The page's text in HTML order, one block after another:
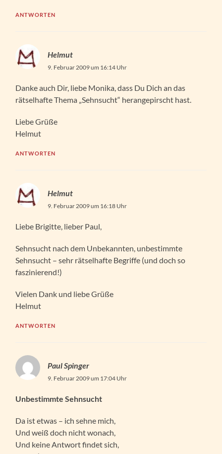
ANTWORTEN
Helmut
9. Februar 2009 um 16:14 Uhr
Danke auch Dir, liebe Monika, dass Du Dich an das
rätselhafte Thema „Sehnsucht“ herangepirscht hast.
Liebe Grüße
Helmut
ANTWORTEN
Helmut
9. Februar 2009 um 16:18 Uhr
Liebe Brigitte, lieber Paul,
Sehnsucht nach dem Unbekannten, unbestimmte
Sehnsucht – sehr rätselhafte Begriffe (und doch so
faszinierend!)
Vielen Dank und liebe Grüße
Helmut
ANTWORTEN
Paul Spinger
9. Februar 2009 um 17:04 Uhr
Unbestimmte Sehnsucht
Da ist etwas – ich sehne mich,
Und weiß doch nicht wonach,
Und keine Antwort findet sich,